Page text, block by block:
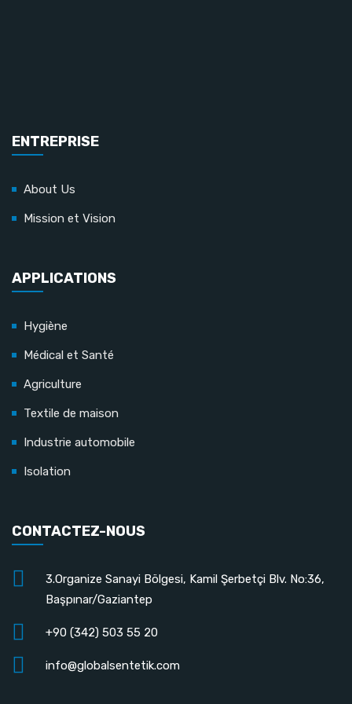
ENTREPRISE
About Us
Mission et Vision
APPLICATIONS
Hygiène
Médical et Santé
Agriculture
Textile de maison
Industrie automobile
Isolation
CONTACTEZ-NOUS
3.Organize Sanayi Bölgesi, Kamil Şerbetçi Blv. No:36,
Başpınar/Gaziantep
+90 (342) 503 55 20
info@globalsentetik.com